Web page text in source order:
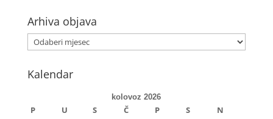
Arhiva objava
Kalendar
kolovoz 2026
P U S Č P S
N